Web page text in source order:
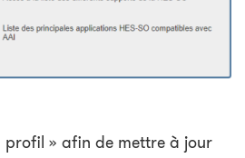
profil » afin de mettre à jour